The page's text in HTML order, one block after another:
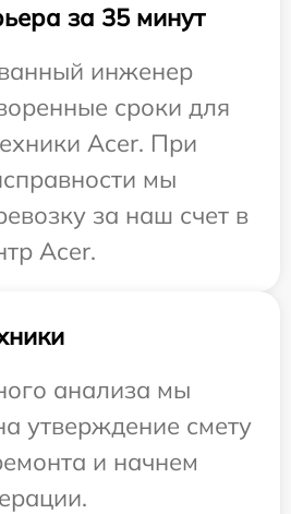
за 35 минут
инженер
сроки для
Acer. При
мы
за наш счет в
Acer.
анализа мы
утверждение смету
и начнем